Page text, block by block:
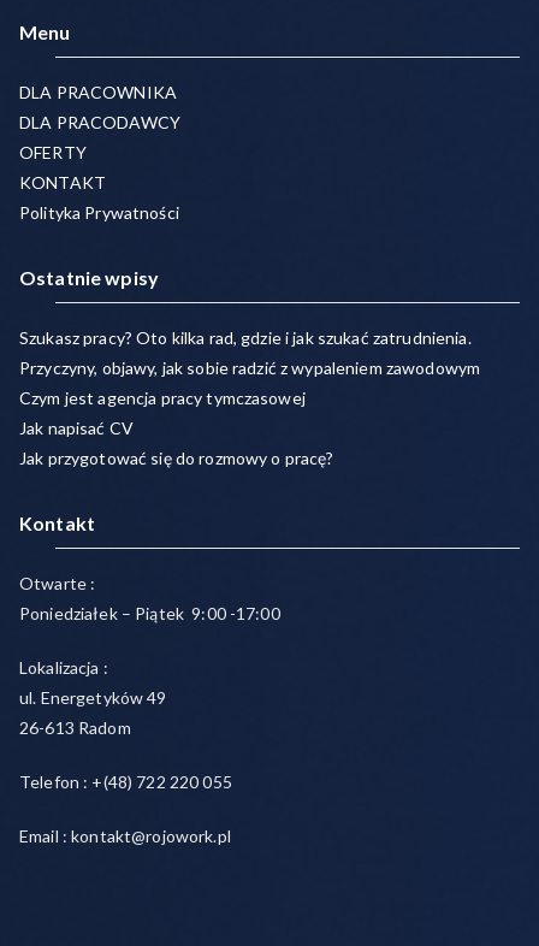
Menu
DLA PRACOWNIKA
DLA PRACODAWCY
OFERTY
KONTAKT
Polityka Prywatności
Ostatnie wpisy
Szukasz pracy? Oto kilka rad, gdzie i jak szukać zatrudnienia.
Przyczyny, objawy, jak sobie radzić z wypaleniem zawodowym
Czym jest agencja pracy tymczasowej
Jak napisać CV
Jak przygotować się do rozmowy o pracę?
Kontakt
Otwarte :
Poniedziałek – Piątek 9:00 -17:00
Lokalizacja :
ul. Energetyków 49
26-613 Radom
Telefon : +(48) 722 220 055
Email : kontakt@rojowork.pl